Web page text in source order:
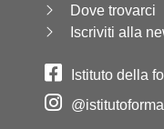
Dove trovarci
Iscriviti alla
Istituto della